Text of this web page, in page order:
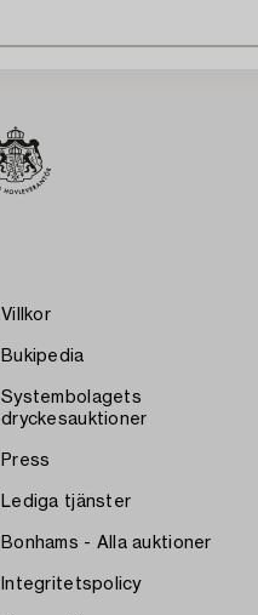
Villkor
Bukipedia
Systembolagets
dryckesauktioner
Press
Lediga tjänster
Bonhams - Alla auktioner
Integritetspolicy